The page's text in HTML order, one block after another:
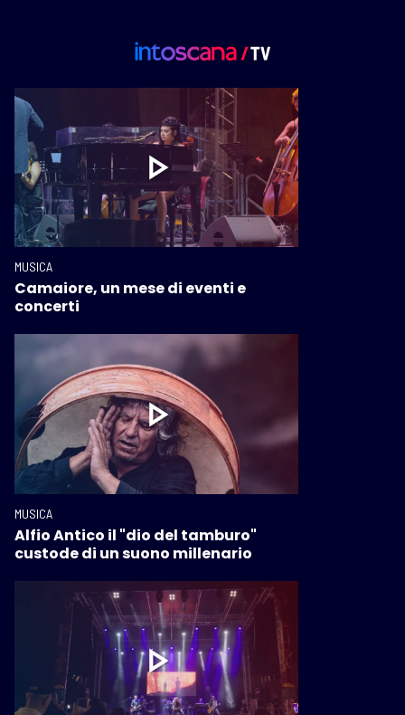
MUSICA
Camaiore, un mese di eventi e
concerti
MUSICA
Alfio Antico il "dio del tamburo"
custode di un suono millenario